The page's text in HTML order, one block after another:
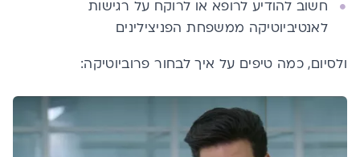
חשוב להודיע לרופא או לרוקח על רגישות
לאנטיביוטיקה ממשפחת הפניצילינים
ולסיום, כמה טיפים על איך לבחור פרוביוטיקה: